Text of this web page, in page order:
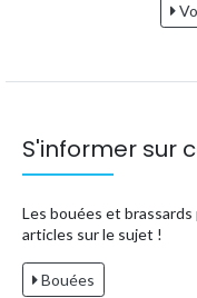
S'informer sur
Les bouées et
articles sur le sujet !
Bouées